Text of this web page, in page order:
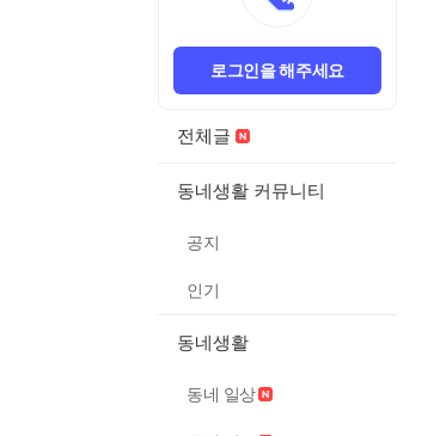
로그인을 해주세요
전체글
동네생활 커뮤니티
공지
인기
동네생활
동네 일상